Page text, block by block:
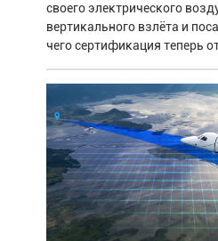
своего электрического
вертикального взлёта и
чего сертификация теперь